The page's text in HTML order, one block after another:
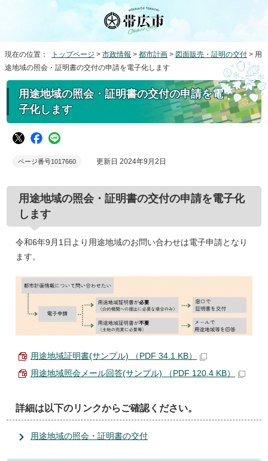
現在の位置： トップページ > 市政情報 > 都市計画 > 図面販売・証明の交付 > 用
途地域の照会・証明書の交付の申請を電子化します
用途地域の照会・証明書の交付の申請を電
子化します
ページ番号1017660 更新日 2024年9月2日
用途地域の照会・証明書の交付の申請を電子化
します
令和6年9月1日より用途地域のお問い合わせは電子申請となり
ます。
用途地域証明書(サンプル) （PDF 34.1 KB）
用途地域照会メール回答(サンプル) （PDF 120.4 KB）
詳細は以下のリンクからご確認ください。
用途地域の照会・証明書の交付